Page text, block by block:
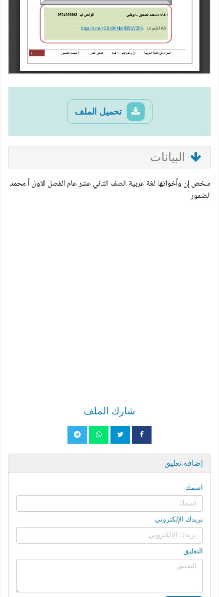
تحميل الملف
البيانات
ملخص إن وأخواتها لغة عربية الصف الثاني عشر عام الفصل الاول أ محمد
الضمور
شارك الملف
إضافة تعليق
اسمك
بريدك الإلكتروني
التعليق